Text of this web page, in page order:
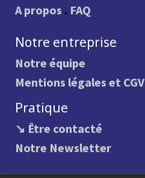
A propos . FAQ
Notre entreprise
Notre équipe
Mentions légales et CGV
Pratique
↘ Être contacté
Notre Newsletter